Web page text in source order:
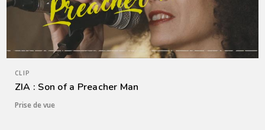
CLIP
ZIA : Son of a Preacher Man
Prise de vue